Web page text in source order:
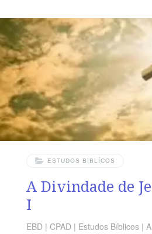
primeira grandeza, um espírito
testemunhas-de-Jeová, Ele é um
poderoso, mas não todo-
foi um grande Mestre.
gerado
ESTUDOS BIBLÍCOS
A Divindade de
I
EBD | CPAD | Estudos Bíblicos |